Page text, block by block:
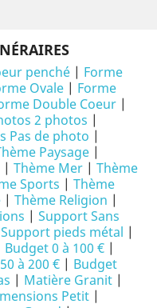
penché | Forme
Ovale | Forme
Double Coeur |
2 photos |
Pas de photo |
Paysage |
| Thème Mer | Thème
Sports | Thème
| Thème Religion |
| Support Sans
Support pieds métal |
Budget 0 à 100 € |
à 200 € | Budget
| Matière Granit |
Petit |